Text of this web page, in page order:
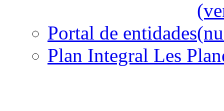
Portal de entidades
Plan Integral Les